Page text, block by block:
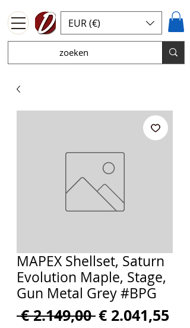
EUR (€)
MAPEX Shellset, Saturn
Evolution Maple, Stage,
Gun Metal Grey #BPG
€ 2.149,00 Normale
€ 2.041,55